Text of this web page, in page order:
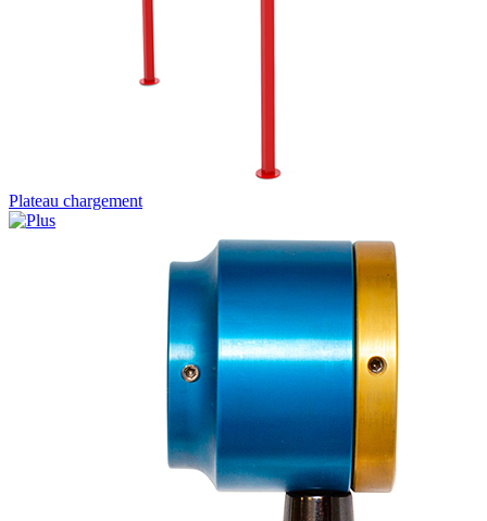
Plateau chargement